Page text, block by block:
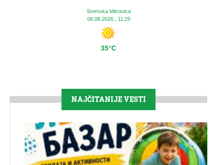
Sremska Mitrovica
06.08.2026., 11:29
35°C
NAJČITANIJE VESTI